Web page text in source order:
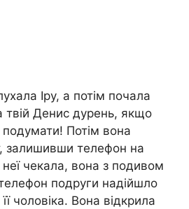
Іру, а потім почала
твій Денис дурень, якщо
подумати! Потім вона
залишивши телефон на
неї чекала, вона з подивом
подруги надійшло
чоловіка. Вона відкрила